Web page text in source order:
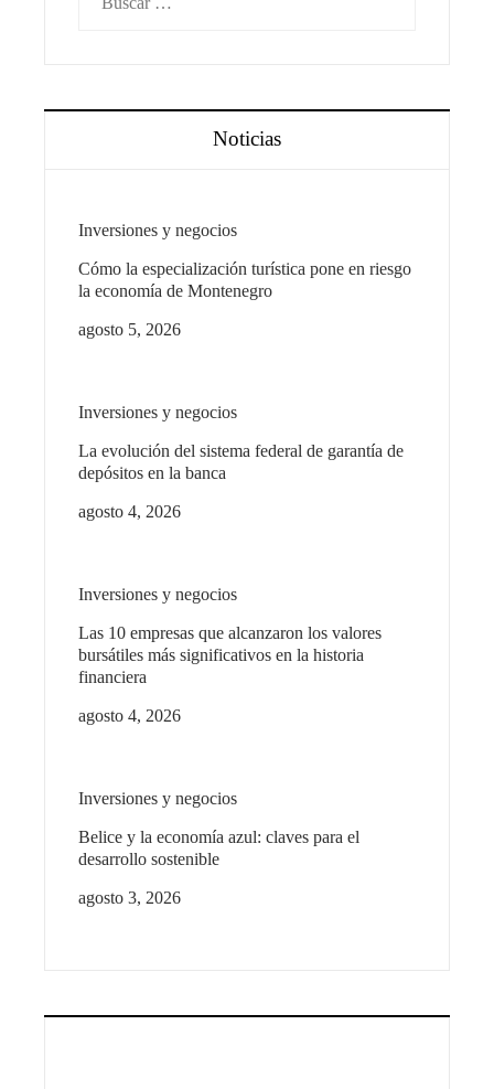
Noticias
Inversiones y negocios
Cómo la especialización turística pone en riesgo
la economía de Montenegro
agosto 5, 2026
Inversiones y negocios
La evolución del sistema federal de garantía de
depósitos en la banca
agosto 4, 2026
Inversiones y negocios
Las 10 empresas que alcanzaron los valores
bursátiles más significativos en la historia
financiera
agosto 4, 2026
Inversiones y negocios
Belice y la economía azul: claves para el
desarrollo sostenible
agosto 3, 2026